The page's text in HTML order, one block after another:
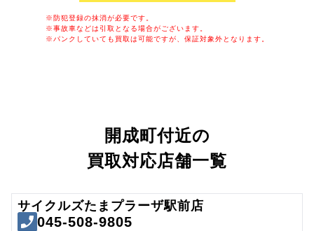
※防犯登録の抹消が必要です。
※事故車などは引取となる場合がございます。
※パンクしていても買取は可能ですが、保証対象外となります。
開成町付近の
買取対応店舗一覧
サイクルズたまプラーザ駅前店
045-508-9805